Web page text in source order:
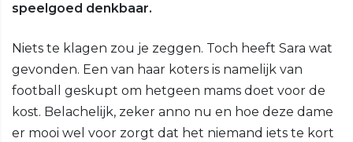
speelgoed denkbaar.
Niets te klagen zou je zeggen. Toch heeft Sara wat
gevonden. Een van haar koters is namelijk van
football geskupt om hetgeen mams doet voor de
kost. Belachelijk, zeker anno nu en hoe deze dame
er mooi wel voor zorgt dat het niemand iets te kort